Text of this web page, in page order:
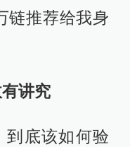
链推荐给我身
讲究
到底该如何验